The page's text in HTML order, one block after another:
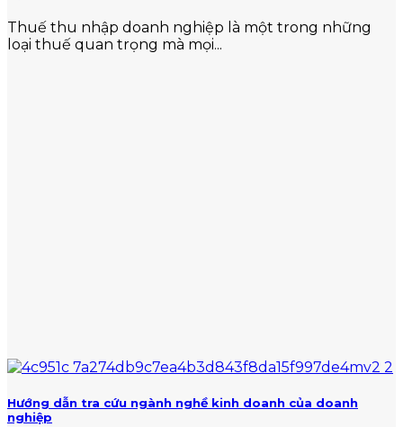
Thuế thu nhập doanh nghiệp là một trong những
loại thuế quan trọng mà mọi...
Hướng dẫn tra cứu ngành nghề kinh doanh của doanh
nghiệp